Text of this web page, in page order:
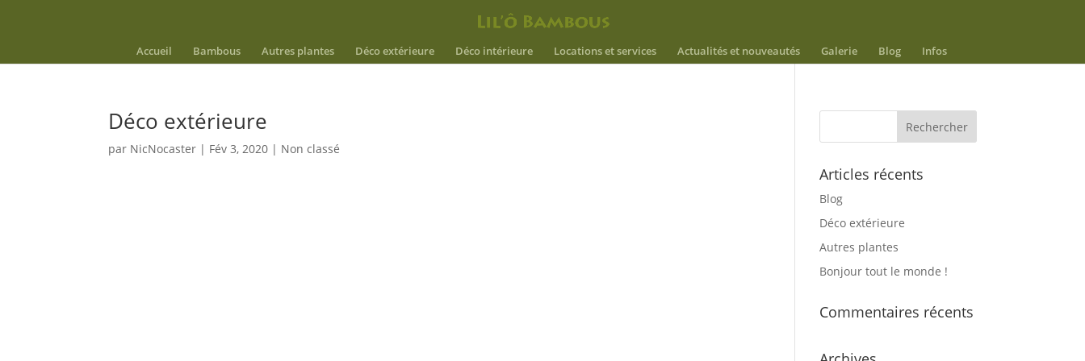
Accueil Bambous Autres plantes Déco extérieure Déco intérieure Locations et services Actualités et nouveautés Galerie Blog Infos
Déco extérieure
par NicNocaster | Fév 3, 2020 | Non classé
Articles récents
Blog
Déco extérieure
Autres plantes
Bonjour tout le monde !
Commentaires récents